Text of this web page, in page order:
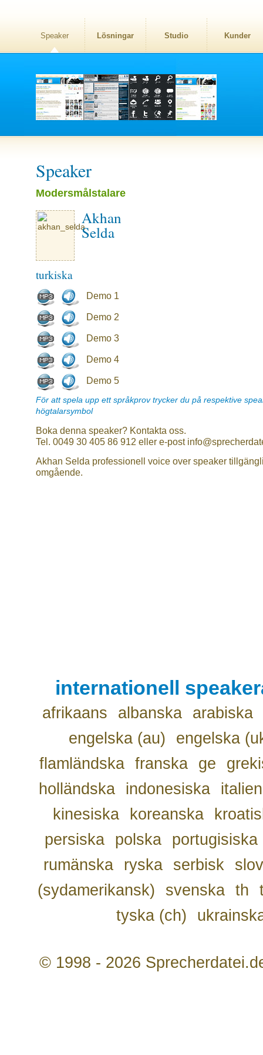
Speaker Lösningar Studio Kunder
Speaker
Modersmålstalare
Akhan
Selda
turkiska
Demo 1
Demo 2
Demo 3
Demo 4
Demo 5
För att spela upp ett språkprov trycker du på respektive
högtalarsymbol
Boka denna speaker? Kontakta oss.
Tel. 0049 30 405 86 912 eller e-post
Akhan Selda professionell voice over speaker
omgående.
internationell
afrikaans albanska
arabiska
engelska (au)
engelska
flamländska franska ge
holländska
indonesiska
kinesiska
koreanska
persiska
polska
portugisiska
rumänska
ryska serbisk
(sydamerikansk)
svenska th
tyska (ch)
© 1998 - 2026